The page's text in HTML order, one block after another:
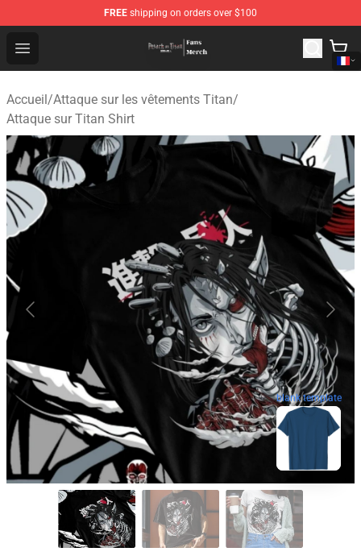
FREE shipping on orders over $100
Open menu
Attack On Titan Store - Official Attack On Titan
Accueil/Attaque sur les vêtements Titan/
Attaque sur Titan Shirt
blank template